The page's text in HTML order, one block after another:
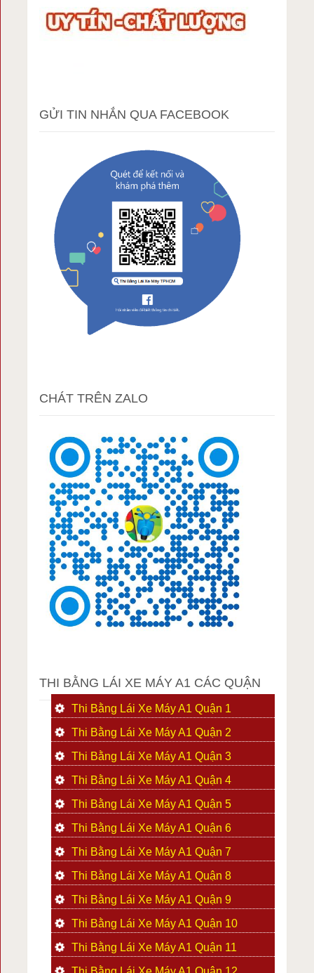
GỬI TIN NHẮN QUA FACEBOOK
CHÁT TRÊN ZALO
THI BẰNG LÁI XE MÁY A1 CÁC QUẬN
Thi Bằng Lái Xe Máy A1 Quận 1
Thi Bằng Lái Xe Máy A1 Quận 2
Thi Bằng Lái Xe Máy A1 Quận 3
Thi Bằng Lái Xe Máy A1 Quận 4
Thi Bằng Lái Xe Máy A1 Quận 5
Thi Bằng Lái Xe Máy A1 Quận 6
Thi Bằng Lái Xe Máy A1 Quận 7
Thi Bằng Lái Xe Máy A1 Quận 8
Thi Bằng Lái Xe Máy A1 Quận 9
Thi Bằng Lái Xe Máy A1 Quận 10
Thi Bằng Lái Xe Máy A1 Quận 11